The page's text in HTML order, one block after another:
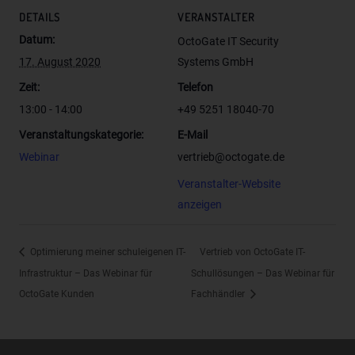
DETAILS
Datum:
17. August 2020
Zeit:
13:00 - 14:00
Veranstaltungskategorie:
Webinar
VERANSTALTER
OctoGate IT Security
Systems GmbH
Telefon
+49 5251 18040-70
E-Mail
vertrieb@octogate.de
Veranstalter-Website
anzeigen
Optimierung meiner schuleigenen IT-
Infrastruktur – Das Webinar für
OctoGate Kunden
Vertrieb von OctoGate IT-
Schullösungen – Das Webinar für
Fachhändler
einer Kennung wie einem Namen, zu einer Kennnummer,
einem oder mehreren besonderen Merkmalen, die
Ausdruck der physischen, physiologischen, genetischen,
psychischen, wirtschaftlichen, kulturellen oder sozialen
werden kann.
b) betroffene Person
identifizierbare natürliche Person, deren
personenbezogene Daten von dem für die Verarbeitung
c) Verarbeitung
Verarbeitung ist jeder mit oder ohne Hilfe automatisierter
Verfahren ausgeführte Vorgang oder jede solche
Erfassen, die Organisation, das Ordnen, die Speicherung,